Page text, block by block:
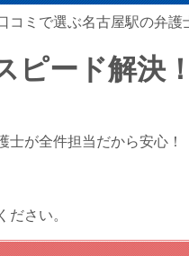
コミで選ぶ名古屋駅の弁護
ピード解決
士が全件担当だから安心！
ださい。